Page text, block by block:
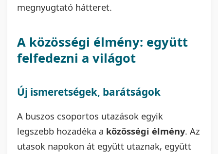
megnyugtató hátteret.
A közösségi élmény: együtt
felfedezni a világot
Új ismeretségek, barátságok
A buszos csoportos utazások egyik
legszebb hozadéka a közösségi élmény. Az
utasok napokon át együtt utaznak, együtt